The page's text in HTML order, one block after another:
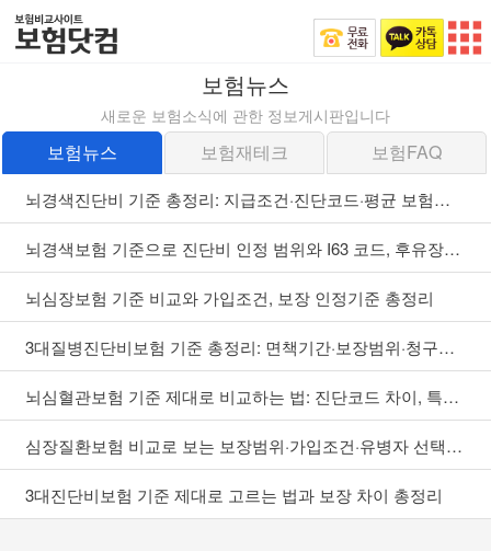
보험뉴스
새로운 보험소식에 관한 정보게시판입니다
보험뉴스 보험재테크 보험FAQ
뇌경색진단비 기준 총정리: 지급조건·진단코드·평균 보험금과...
뇌경색보험 기준으로 진단비 인정 범위와 I63 코드, 후유장해...
뇌심장보험 기준 비교와 가입조건, 보장 인정기준 총정리
3대질병진단비보험 기준 총정리: 면책기간·보장범위·청구서류...
뇌심혈관보험 기준 제대로 비교하는 법: 진단코드 차이, 특약...
심장질환보험 비교로 보는 보장범위·가입조건·유병자 선택형·...
3대진단비보험 기준 제대로 고르는 법과 보장 차이 총정리